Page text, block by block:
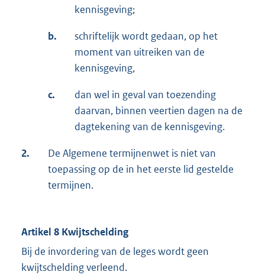
kennisgeving;
b.
schriftelijk wordt gedaan, op het
moment van uitreiken van de
kennisgeving,
c.
dan wel in geval van toezending
daarvan, binnen veertien dagen na de
dagtekening van de kennisgeving.
2.
De Algemene termijnenwet is niet van
toepassing op de in het eerste lid gestelde
termijnen.
Artikel 8 Kwijtschelding
Bij de invordering van de leges wordt geen
kwijtschelding verleend.